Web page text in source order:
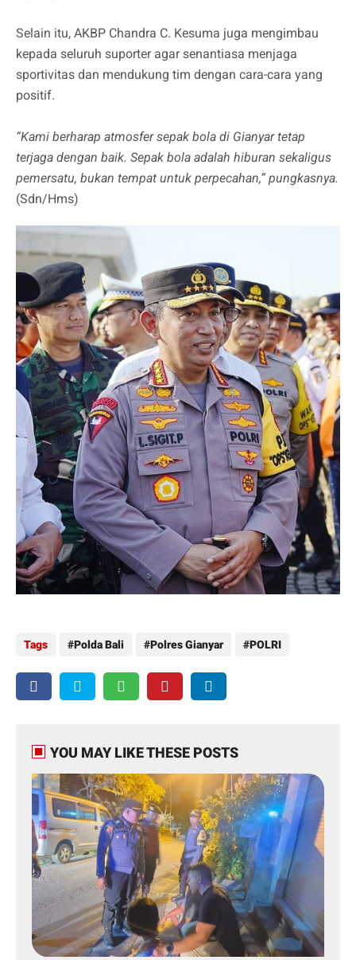
Selain itu, AKBP Chandra C. Kesuma juga mengimbau
kepada seluruh suporter agar senantiasa menjaga
sportivitas dan mendukung tim dengan cara-cara yang
positif.
“Kami berharap atmosfer sepak bola di Gianyar tetap
terjaga dengan baik. Sepak bola adalah hiburan sekaligus
pemersatu, bukan tempat untuk perpecahan,” pungkasnya.
(Sdn/Hms)
Tags Polda Bali Polres Gianyar POLRI
YOU MAY LIKE THESE POSTS